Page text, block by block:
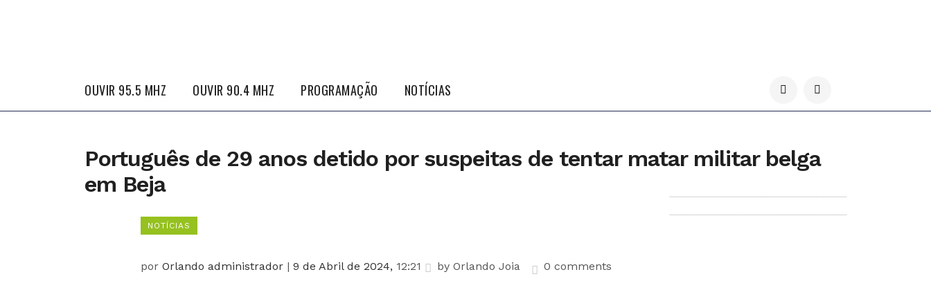
OUVIR 95.5 MHZ OUVIR 90.4 MHZ PROGRAMAÇÃO NOTÍCIAS
Português de 29 anos detido por suspeitas de tentar matar militar belga
em Beja
NOTÍCIAS
por Orlando administrador | 9 de Abril de 2024, 12:21 by Orlando Joia 0 comments